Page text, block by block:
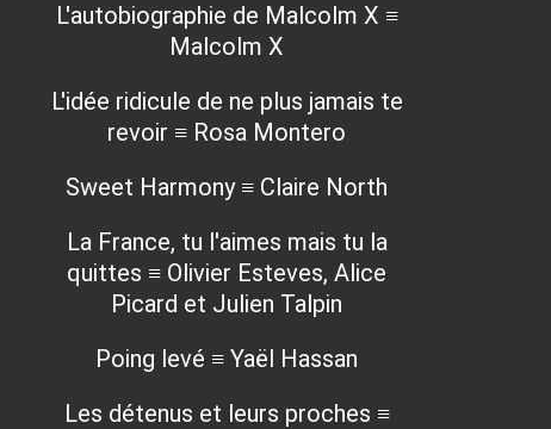
L'autobiographie de Malcolm X ≡
Malcolm X
L'idée ridicule de ne plus jamais te
revoir ≡ Rosa Montero
Sweet Harmony ≡ Claire North
La France, tu l'aimes mais tu la
quittes ≡ Olivier Esteves, Alice
Picard et Julien Talpin
Poing levé ≡ Yaël Hassan
Les détenus et leurs proches ≡